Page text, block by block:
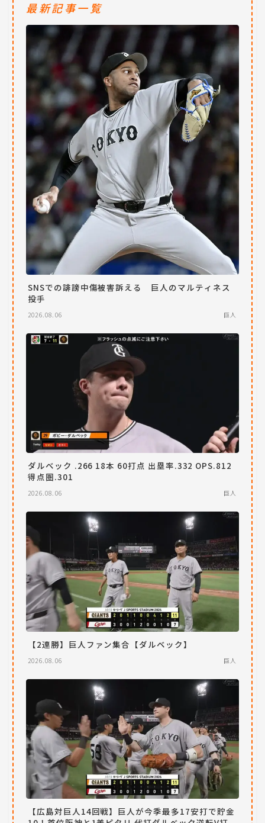
最新記事一覧
SNSでの誹謗中傷被害訴える 巨人のマルティネス
投手
2026.08.06 巨人
ダルベック .266 18本 60打点 出塁率.332 OPS.812
得点圏.301
2026.08.06 巨人
【2連勝】巨人ファン集合【ダルベック】
2026.08.06 巨人
【広島対巨人14回戦】巨人が今季最多17安打で貯金